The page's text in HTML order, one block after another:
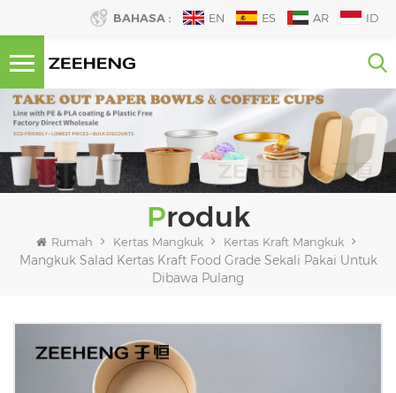
BAHASA : EN ES AR ID
Produk
Rumah Kertas Mangkuk Kertas Kraft Mangkuk
Mangkuk Salad Kertas Kraft Food Grade Sekali Pakai Untuk
Dibawa Pulang